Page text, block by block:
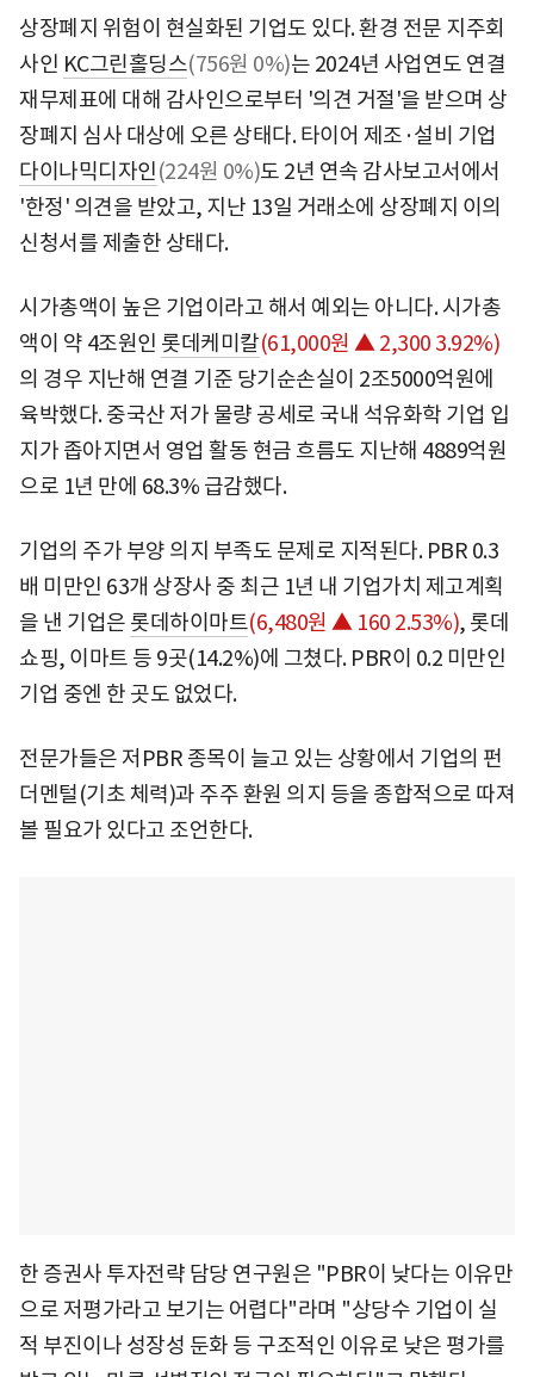
상장폐지 위험이 현실화된 기업도 있다. 환경 전문 지주회
사인 KC그린홀딩스(756원 0%)는 2024년 사업연도 연결
재무제표에 대해 감사인으로부터 '의견 거절'을 받으며 상
장폐지 심사 대상에 오른 상태다. 타이어 제조·설비 기업
다이나믹디자인(224원 0%)도 2년 연속 감사보고서에서
'한정' 의견을 받았고, 지난 13일 거래소에 상장폐지 이의
신청서를 제출한 상태다.
시가총액이 높은 기업이라고 해서 예외는 아니다. 시가총
액이 약 4조원인 롯데케미칼(61,000원 ▲ 2,300 3.92%)
의 경우 지난해 연결 기준 당기순손실이 2조5000억원에
육박했다. 중국산 저가 물량 공세로 국내 석유화학 기업 입
지가 좁아지면서 영업 활동 현금 흐름도 지난해 4889억원
으로 1년 만에 68.3% 급감했다.
기업의 주가 부양 의지 부족도 문제로 지적된다. PBR 0.3
배 미만인 63개 상장사 중 최근 1년 내 기업가치 제고계획
을 낸 기업은 롯데하이마트(6,480원 ▲ 160 2.53%), 롯데
쇼핑, 이마트 등 9곳(14.2%)에 그쳤다. PBR이 0.2 미만인
기업 중엔 한 곳도 없었다.
전문가들은 저PBR 종목이 늘고 있는 상황에서 기업의 펀
더멘털(기초 체력)과 주주 환원 의지 등을 종합적으로 따져
볼 필요가 있다고 조언한다.
한 증권사 투자전략 담당 연구원은 "PBR이 낮다는 이유만
으로 저평가라고 보기는 어렵다"라며 "상당수 기업이 실
적 부진이나 성장성 둔화 등 구조적인 이유로 낮은 평가를